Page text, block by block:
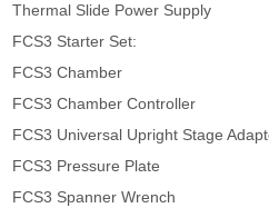
Thermal Slide Power Supply
FCS3 Starter Set:
FCS3 Chamber
FCS3 Chamber Controller
FCS3 Universal Upright Stage
FCS3 Pressure Plate
FCS3 Spanner Wrench